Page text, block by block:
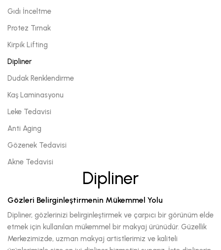
Gıdı İnceltme
Protez Tırnak
Kirpik Lifting
Dipliner
Dudak Renklendirme
Kaş Laminasyonu
Leke Tedavisi
Anti Aging
Gözenek Tedavisi
Akne Tedavisi
Dipliner
Gözleri Belirginleştirmenin Mükemmel Yolu
Dipliner, gözlerinizi belirginleştirmek ve çarpıcı bir görünüm elde
etmek için kullanılan mükemmel bir makyaj ürünüdür. Güzellik
Merkezimizde, uzman makyaj artistlerimiz ve kaliteli